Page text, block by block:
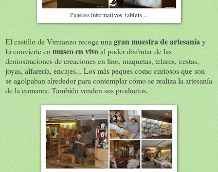
Paneles informativos, tablets,...
El castillo de Vimianzo recoge una gran muestra de artesaníay
lo convierte en museo en vivoal poder disfrutar de las
demostraciones de creaciones en lino, maquetas, telares, cestas,
joyas, alfarería, encajes... Los más peques como curiosos que son
se agolpaban alrededor para contemplar cómo se realiza la artesanía
de la comarca. También venden sus productos.